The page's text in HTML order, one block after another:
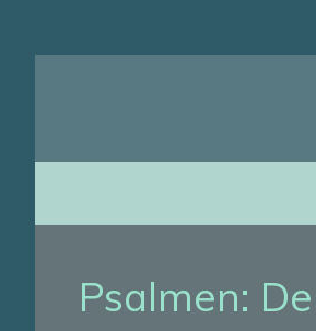
Psalmen: